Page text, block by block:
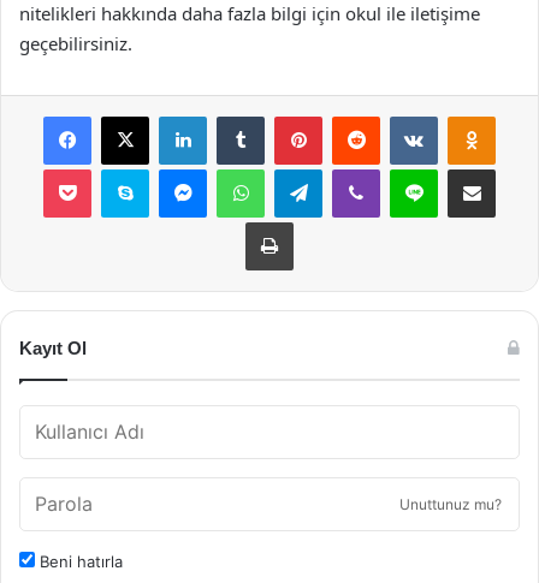
nitelikleri hakkında daha fazla bilgi için okul ile iletişime
geçebilirsiniz.
Facebook
X LinkedInTumblr PinterestReddit VKontakte
Pocket Skype MessengerWhatsAppTelegramViber Line E-Posta ile
Yazdır
Kayıt Ol
Unuttunuz mu?
Beni hatırla